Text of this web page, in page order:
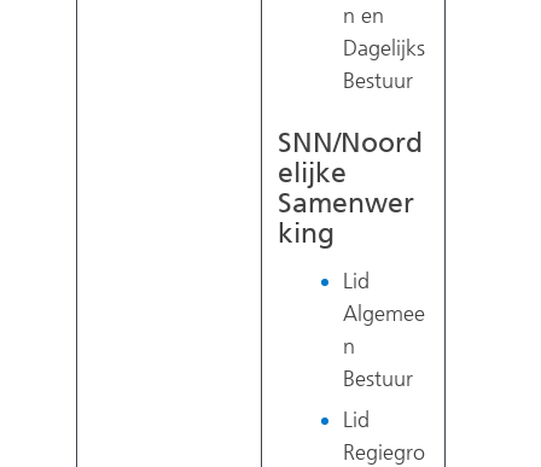
n en
Dagelijks
Bestuur
SNN/Noord
elijke
Samenwer
king
Lid
Algemee
n
Bestuur
Lid
Regiegro